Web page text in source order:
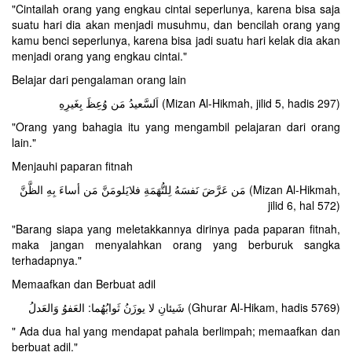
"Cintailah orang yang engkau cintai seperlunya, karena bisa saja
suatu hari dia akan menjadi musuhmu, dan bencilah orang yang
kamu benci seperlunya, karena bisa jadi suatu hari kelak dia akan
menjadi orang yang engkau cintai."
Belajar dari pengalaman orang lain
اَلسَّعیدُ مَن وُعِظَ بِغَیرِهِ (Mizan Al-Hikmah, jilid 5, hadis 297)
"Orang yang bahagia itu yang mengambil pelajaran dari orang
lain."
Menjauhi paparan fitnah
مَن عَرَّضَ نَفسَهُ لِلتُّهَمَةِ فلایَلومَنَّ مَن أساءَ بِهِ الظَّنَّ (Mizan Al-Hikmah,
jilid 6, hal 572)
"Barang siapa yang meletakkannya dirinya pada paparan fitnah,
maka jangan menyalahkan orang yang berburuk sangka
terhadapnya."
Memaafkan dan Berbuat adil
شَیئانِ لا یوزَنُ ثَوابُهُما: العَفوُ وَالعَدلُ (Ghurar Al-Hikam, hadis 5769)
" Ada dua hal yang mendapat pahala berlimpah; memaafkan dan
berbuat adil."